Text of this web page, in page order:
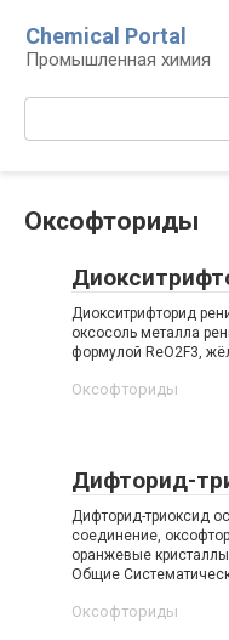
контенту
Chemical Portal
Промышленная химия
Оксофториды‎
Диокситрифторид
оксосоль металла
формулой ReO2F3,
Оксофториды‎
Дифторид-
Дифторид-триоксид
соединение,
оранжевые
Общие
Оксофториды‎